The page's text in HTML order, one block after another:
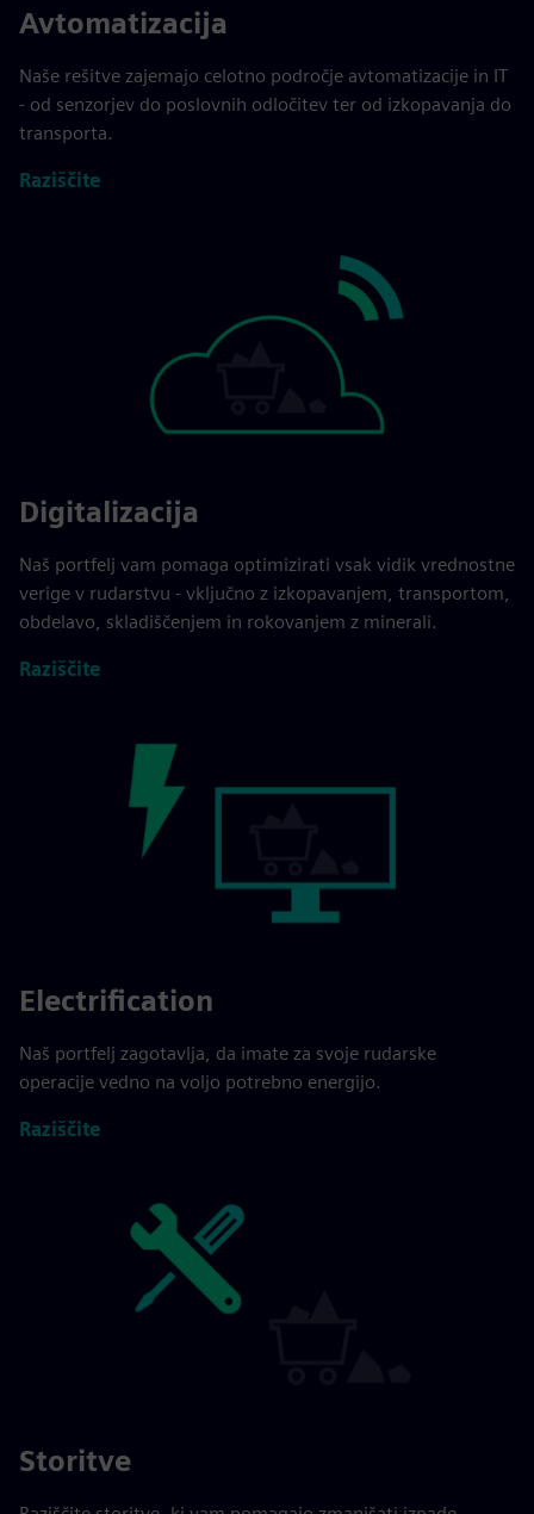
Avtomatizacija
Naše rešitve zajemajo celotno področje avtomatizacije in IT
- od senzorjev do poslovnih odločitev ter od izkopavanja do
transporta.
Raziščite
Digitalizacija
Naš portfelj vam pomaga optimizirati vsak vidik vrednostne
verige v rudarstvu - vključno z izkopavanjem, transportom,
obdelavo, skladiščenjem in rokovanjem z minerali.
Raziščite
Electrification
Naš portfelj zagotavlja, da imate za svoje rudarske
operacije vedno na voljo potrebno energijo.
Raziščite
Storitve